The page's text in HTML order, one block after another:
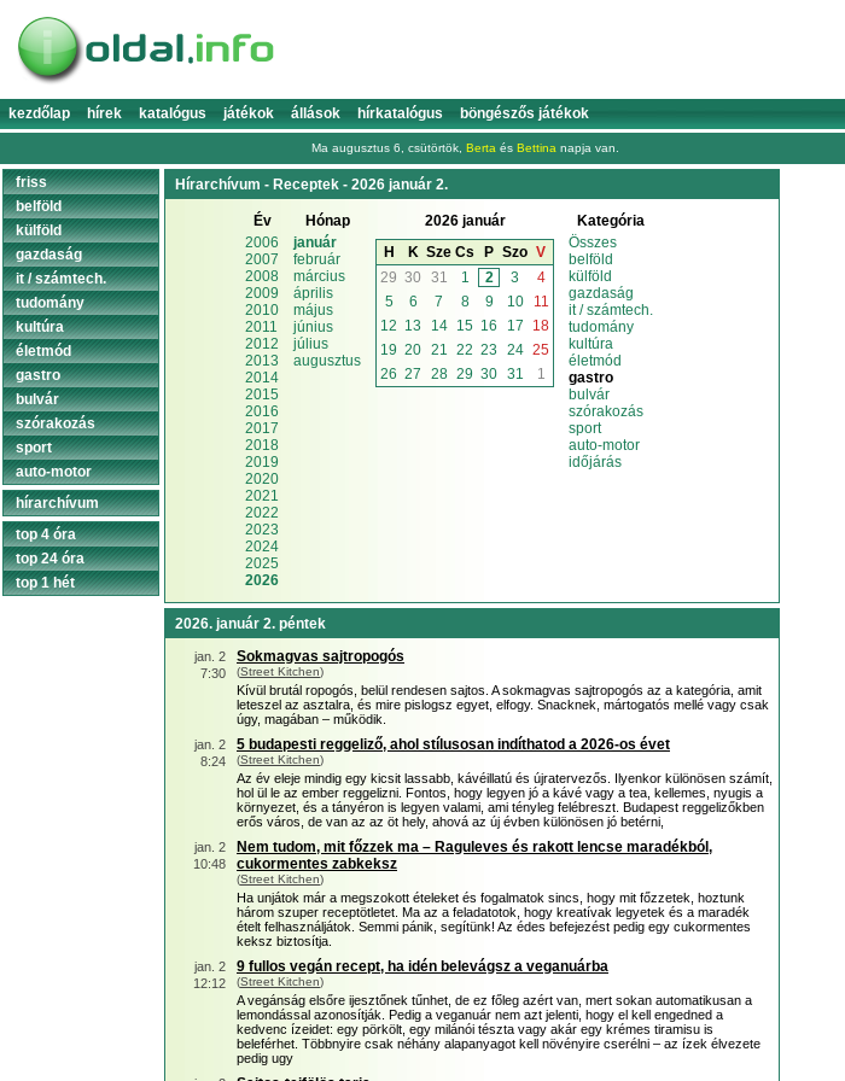
kezdőlap hírek katalógus játékok állások hírkatalógus böngészős játékok
Ma augusztus 6, csütörtök, Berta és Bettina napja van.
Hírarchívum - Receptek - 2026 január 2.
Év
2006
2007
2008
2009
2010
2011
2012
2013
2014
2015
2016
2017
2018
2019
2020
2021
2022
2023
2024
2025
2026
Hónap
január
február
március
április
május
június
július
augusztus
2026 január
H
K Sze Cs P Szo V
29 30 31 1 2 3
4
5
6 7 8 9 10
11
12 13 14 15 16 17
18
19 20 21 22 23 24 25
26 27 28 29 30 31 1
Kategória
Összes
belföld
külföld
gazdaság
it / számtech.
tudomány
kultúra
életmód
gastro
bulvár
szórakozás
sport
auto-motor
időjárás
2026. január 2. péntek
jan. 2
7:30
Sokmagvas sajtropogós
(Street Kitchen)
Kívül brutál ropogós, belül rendesen sajtos. A sokmagvas sajtropogós az a kategória, amit
leteszel az asztalra, és mire pislogsz egyet, elfogy. Snacknek, mártogatós mellé vagy csak
úgy, magában – működik.
jan. 2
8:24
5 budapesti reggeliző, ahol stílusosan indíthatod a 2026-os évet
(Street Kitchen)
Az év eleje mindig egy kicsit lassabb, kávéillatú és újratervezős. Ilyenkor különösen számít,
hol ül le az ember reggelizni. Fontos, hogy legyen jó a kávé vagy a tea, kellemes, nyugis a
környezet, és a tányéron is legyen valami, ami tényleg felébreszt. Budapest reggelizőkben
erős város, de van az az öt hely, ahová az új évben különösen jó betérni,
jan. 2
10:48
Nem tudom, mit főzzek ma – Raguleves és rakott lencse maradékból,
cukormentes zabkeksz
(Street Kitchen)
Ha unjátok már a megszokott ételeket és fogalmatok sincs, hogy mit főzzetek, hoztunk
három szuper receptötletet. Ma az a feladatotok, hogy kreatívak legyetek és a maradék
ételt felhasználjátok. Semmi pánik, segítünk! Az édes befejezést pedig egy cukormentes
keksz biztosítja.
jan. 2
12:12
9 fullos vegán recept, ha idén belevágsz a veganuárba
(Street Kitchen)
A vegánság elsőre ijesztőnek tűnhet, de ez főleg azért van, mert sokan automatikusan a
lemondással azonosítják. Pedig a veganuár nem azt jelenti, hogy el kell engedned a
kedvenc ízeidet: egy pörkölt, egy milánói tészta vagy akár egy krémes tiramisu is
beleférhet. Többnyire csak néhány alapanyagot kell növényire cserélni – az ízek élvezete
pedig ugy
friss
belföld
külföld
gazdaság
it / számtech.
tudomány
kultúra
életmód
gastro
bulvár
szórakozás
sport
auto-motor
hírarchívum
top 4 óra
top 24 óra
top 1 hét